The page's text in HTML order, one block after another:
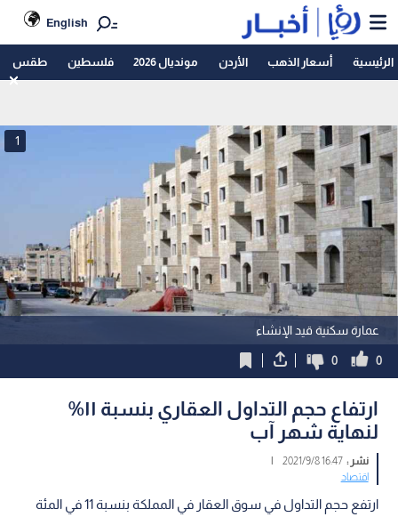
English
الرئيسية أسعار الذهب الأردن مونديال 2026 فلسطين طقس
عمارة سكنية قيد الإنشاء
1
0
0
ارتفاع حجم التداول العقاري بنسبة ١١%
لنهاية شهر آب
نشر :16:47 2021/9/8
|
اقتصاد
ارتفع حجم التداول في سوق العقار في المملكة بنسبة 11 في المئة